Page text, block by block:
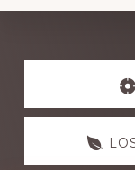
Explore